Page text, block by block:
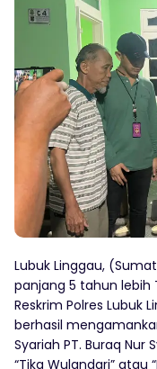
Lubuk Linggau,
panjang 5 tahun lebih
Reskrim Polres Lubuk
berhasil
Syariah PT. Buraq Nur
“Tika Wulandari” atau